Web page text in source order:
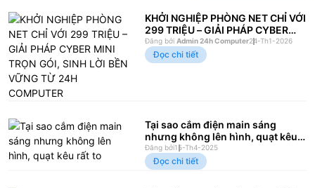
KHỞI NGHIỆP PHÒNG NET CHỈ VỚI
299 TRIỆU – GIẢI PHÁP CYBER
MINI TRỌN GÓI, SINH LỜI BỀN
VỮNG TỪ 24H COMPUTER
Đăng bởi Admin 24h Computer24-Th1-2026
Đọc chi tiết
Tại sao cắm điện main sáng
nhưng không lên hình, quạt kêu
rất to
Đăng bởi15-Th4-2025
Đọc chi tiết